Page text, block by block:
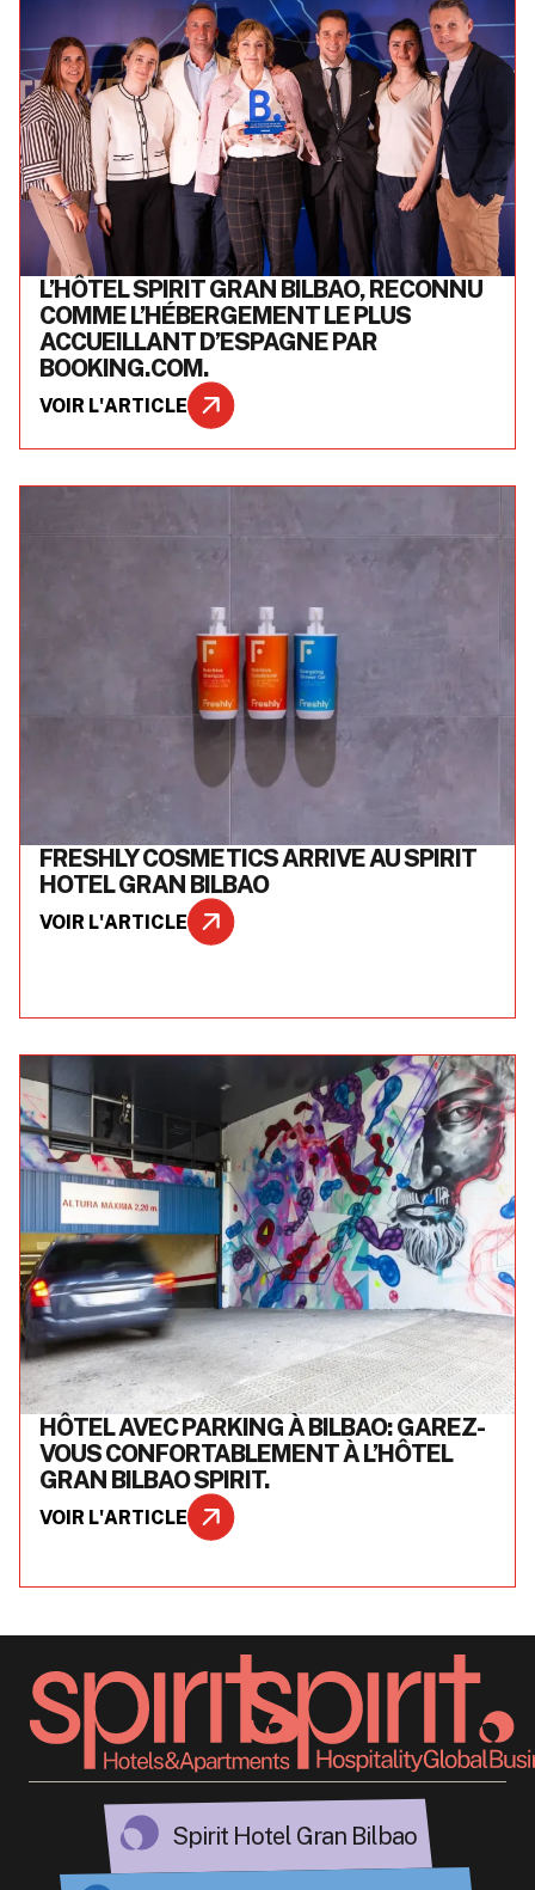
L’HÔTEL SPIRIT GRAN BILBAO, RECONNU
COMME L’HÉBERGEMENT LE PLUS
ACCUEILLANT D’ESPAGNE PAR
BOOKING.COM.
VOIR L'ARTICLE
FRESHLY COSMETICS ARRIVE AU SPIRIT
HOTEL GRAN BILBAO
VOIR L'ARTICLE
HÔTEL AVEC PARKING À BILBAO: GAREZ-
VOUS CONFORTABLEMENT À L’HÔTEL
GRAN BILBAO SPIRIT.
VOIR L'ARTICLE
Spirit Hotel Gran Bilbao